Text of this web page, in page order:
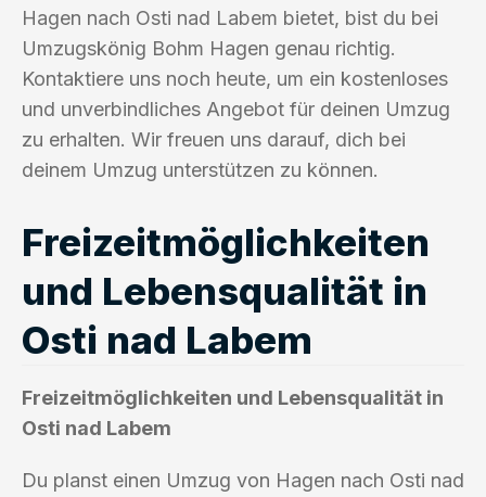
Hagen nach Osti nad Labem bietet, bist du bei
Umzugskönig Bohm Hagen genau richtig.
Kontaktiere uns noch heute, um ein kostenloses
und unverbindliches Angebot für deinen Umzug
zu erhalten. Wir freuen uns darauf, dich bei
deinem Umzug unterstützen zu können.
Freizeitmöglichkeiten
und Lebensqualität in
Osti nad Labem
Freizeitmöglichkeiten und Lebensqualität in
Osti nad Labem
Du planst einen Umzug von Hagen nach Osti nad